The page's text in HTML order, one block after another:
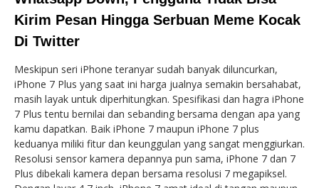
Kirim Pesan Hingga Serbuan Meme Kocak
Di Twitter
Meskipun seri iPhone teranyar sudah banyak diluncurkan,
iPhone 7 Plus yang saat ini harga jualnya semakin bersahabat,
masih layak untuk diperhitungkan. Spesifikasi dan hagra iPhone
7 Plus tentu bernilai dan sebanding bersama dengan apa yang
kamu dapatkan. Baik iPhone 7 maupun iPhone 7 plus
keduanya miliki fitur dan keunggulan yang sangat menggiurkan.
Resolusi sensor kamera depannya pun sama, iPhone 7 dan 7
Plus dibekali kamera depan bersama resolusi 7 megapiksel.